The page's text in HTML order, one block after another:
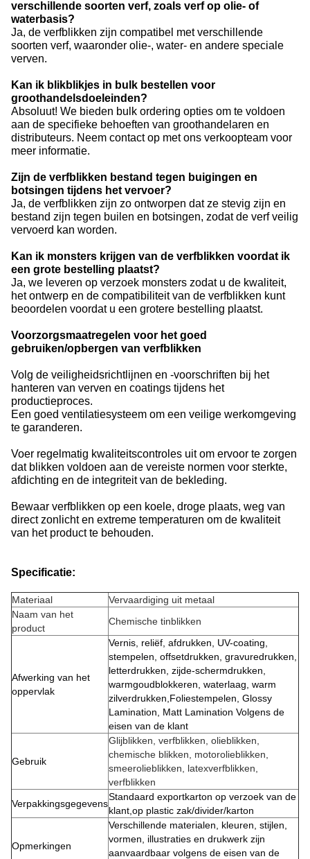
verschillende soorten verf, zoals verf op olie- of
waterbasis?
Ja, de verfblikken zijn compatibel met verschillende
soorten verf, waaronder olie-, water- en andere speciale
verven.
Kan ik blikblikjes in bulk bestellen voor
groothandelsdoeleinden?
Absoluut! We bieden bulk ordering opties om te voldoen
aan de specifieke behoeften van groothandelaren en
distributeurs. Neem contact op met ons verkoopteam voor
meer informatie.
Zijn de verfblikken bestand tegen buigingen en
botsingen tijdens het vervoer?
Ja, de verfblikken zijn zo ontworpen dat ze stevig zijn en
bestand zijn tegen builen en botsingen, zodat de verf veilig
vervoerd kan worden.
Kan ik monsters krijgen van de verfblikken voordat ik
een grote bestelling plaatst?
Ja, we leveren op verzoek monsters zodat u de kwaliteit,
het ontwerp en de compatibiliteit van de verfblikken kunt
beoordelen voordat u een grotere bestelling plaatst.
Voorzorgsmaatregelen voor het goed
gebruiken/opbergen van verfblikken
Volg de veiligheidsrichtlijnen en -voorschriften bij het
hanteren van verven en coatings tijdens het
productieproces.
Een goed ventilatiesysteem om een veilige werkomgeving
te garanderen.
Voer regelmatig kwaliteitscontroles uit om ervoor te zorgen
dat blikken voldoen aan de vereiste normen voor sterkte,
afdichting en de integriteit van de bekleding.
Bewaar verfblikken op een koele, droge plaats, weg van
direct zonlicht en extreme temperaturen om de kwaliteit
van het product te behouden.
Specificatie:
Materiaal
Vervaardiging uit metaal
Naam van het
product
Chemische tinblikken
Afwerking van het
oppervlak
Vernis, reliëf, afdrukken, UV-coating,
stempelen, offsetdrukken, gravuredrukken,
letterdrukken, zijde-schermdrukken,
warmgoudblokkeren, waterlaag, warm
zilverdrukken,Foliestempelen, Glossy
Lamination, Matt Lamination Volgens de
eisen van de klant
Gebruik
Glijblikken, verfblikken, olieblikken,
chemische blikken, motorolieblikken,
smeerolieblikken, latexverfblikken,
verfblikken
Verpakkingsgegevens
Standaard exportkarton op verzoek van de
klant,op plastic zak/divider/karton
Opmerkingen
Verschillende materialen, kleuren, stijlen,
vormen, illustraties en drukwerk zijn
aanvaardbaar volgens de eisen van de